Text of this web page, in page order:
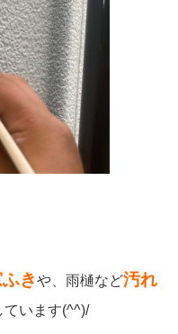
きや、雨樋など汚れ
ています(^^)/